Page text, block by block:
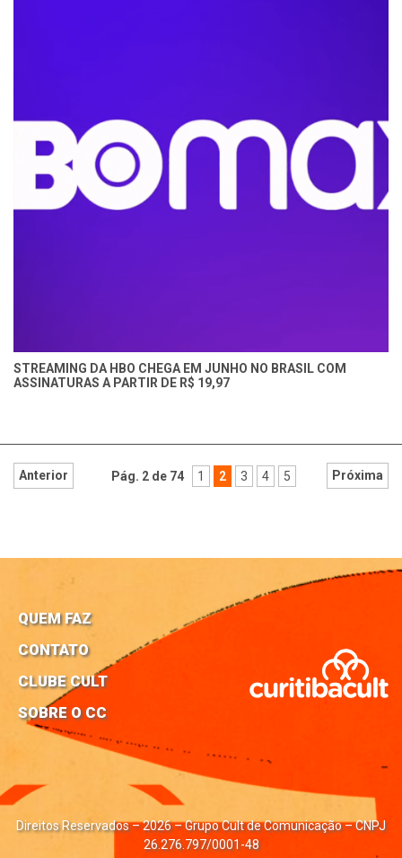
STREAMING DA HBO CHEGA EM JUNHO NO BRASIL COM
ASSINATURAS A PARTIR DE R$ 19,97
Pág. 2 de 74
Anterior 1 2 3 4 5 Próxima
QUEM FAZ
CONTATO
CLUBE CULT
SOBRE O CC
Direitos Reservados – 2026 – Grupo Cult de Comunicação – CNPJ
26.276.797/0001-48